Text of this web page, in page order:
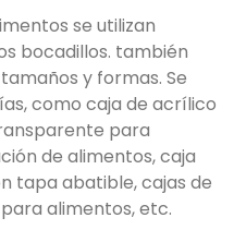
se utilizan
bocadillos. también
y formas. Se
como caja de acrílico
para
de alimentos, caja
tapa abatible, cajas de
alimentos, etc.